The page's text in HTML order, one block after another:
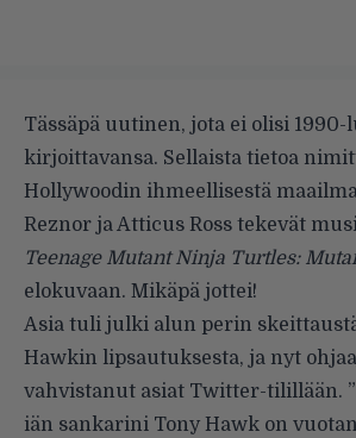
Tässäpä uutinen, jota ei olisi
kirjoittavansa. Sellaista tietoa
Hollywoodin ihmeellisestä
Reznor ja Atticus Ross tekevät
Teenage Mutant Ninja Turtles:
elokuvaan. Mikäpä jottei!
Asia tuli julki alun perin
Hawkin lipsautuksesta, ja nyt
vahvistanut asiat Twitter-tilillään.
iän sankarini Tony Hawk on